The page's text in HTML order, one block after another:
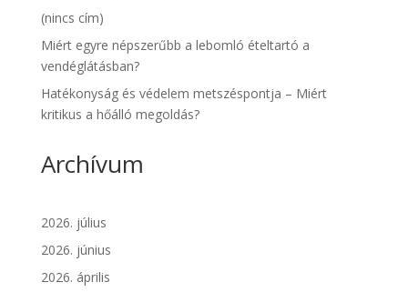
(nincs cím)
Miért egyre népszerűbb a lebomló ételtartó a
vendéglátásban?
Hatékonyság és védelem metszéspontja – Miért
kritikus a hőálló megoldás?
Archívum
2026. július
2026. június
2026. április